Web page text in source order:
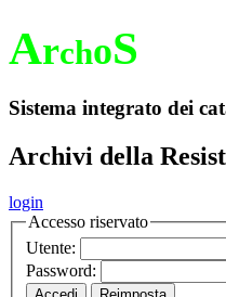
ArchoS
Sistema integrato dei
Archivi della
login
Accesso riservato
Utente:
Password: